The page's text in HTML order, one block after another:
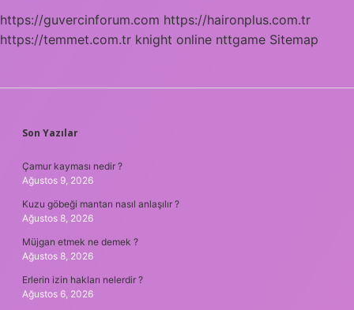
https://guvercinforum.com https://haironplus.com.tr
https://temmet.com.tr knight online nttgame Sitemap
SIDEBAR
Son Yazılar
Çamur kayması nedir ?
Ağustos 9, 2026
Kuzu göbeği mantarı nasıl anlaşılır ?
Ağustos 8, 2026
Müjgan etmek ne demek ?
Ağustos 8, 2026
Erlerin izin hakları nelerdir ?
Ağustos 6, 2026